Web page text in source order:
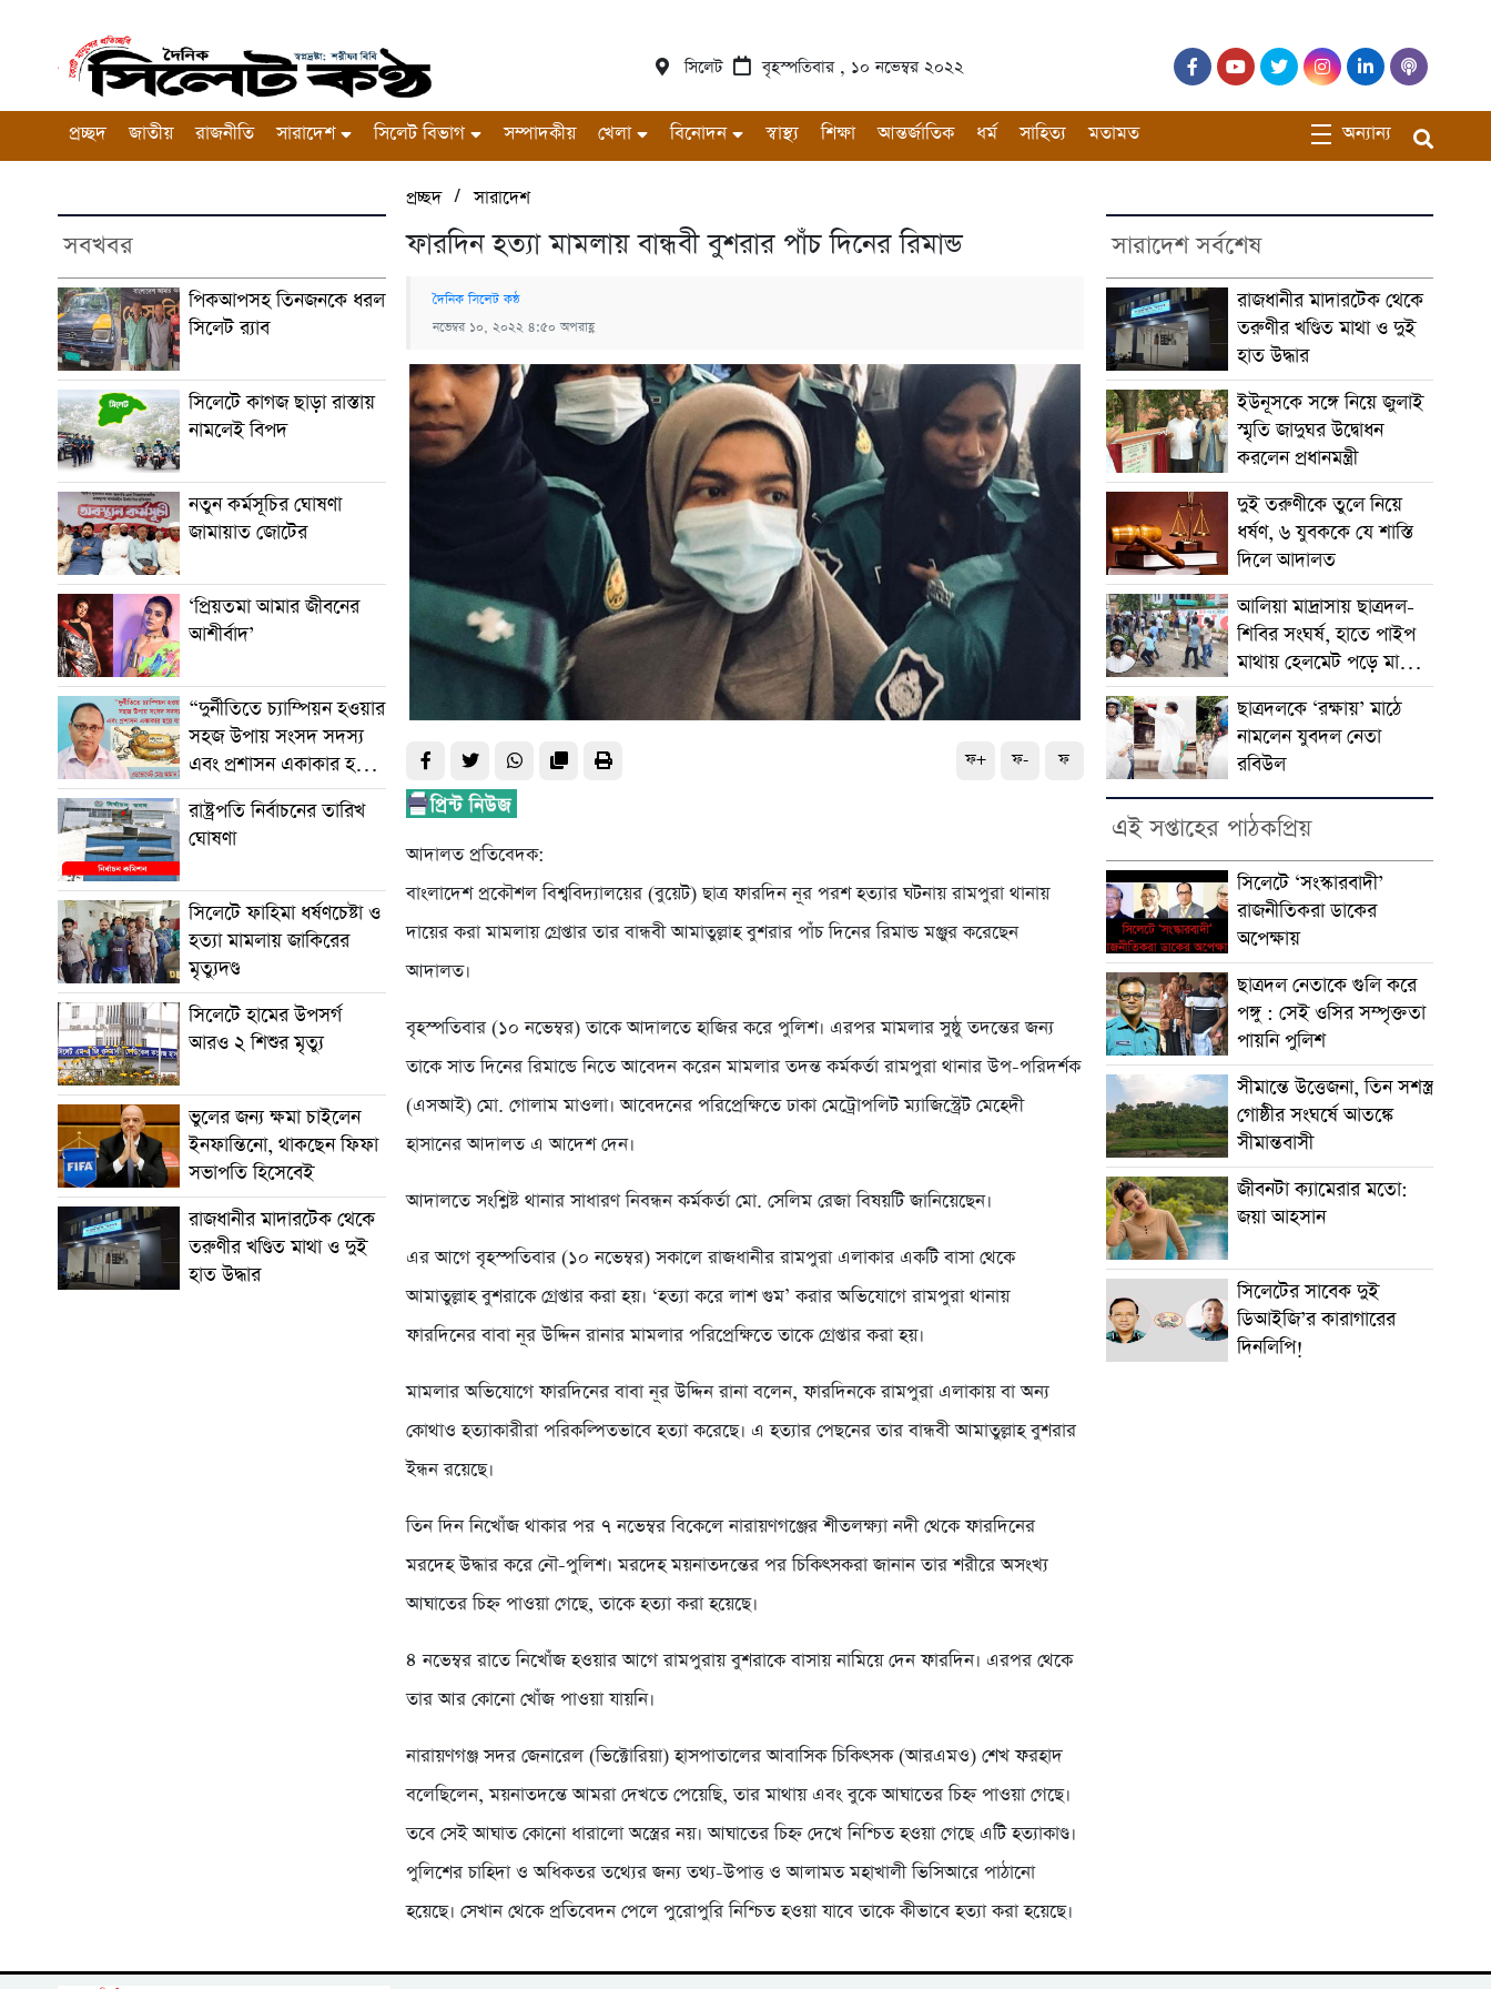
সিলেট বৃহস্পতিবার , ১০ নভেম্বর ২০২২
প্রচ্ছদ জাতীয় রাজনীতি সারাদেশ সিলেট বিভাগ সম্পাদকীয় খেলা বিনোদন স্বাস্থ্য শিক্ষা আন্তর্জাতিক ধর্ম সাহিত্য মতামত অন্যান্য
সবখবর
পিকআপসহ তিনজনকে ধরল
সিলেট র‌্যাব
সিলেটে কাগজ ছাড়া রাস্তায়
নামলেই বিপদ
নতুন কর্মসূচির ঘোষণা
জামায়াত জোটের
‘প্রিয়তমা আমার জীবনের
আশীর্বাদ’
“দুর্নীতিতে চ্যাম্পিয়ন হওয়ার
সহজ উপায় সংসদ সদস্য
এবং প্রশাসন একাকার হয়ে
যাওয়া”
রাষ্ট্রপতি নির্বাচনের তারিখ
ঘোষণা
সিলেটে ফাহিমা ধর্ষণচেষ্টা ও
হত্যা মামলায় জাকিরের
মৃত্যুদণ্ড
সিলেটে হামের উপসর্গ
আরও ২ শিশুর মৃত্যু
ভুলের জন্য ক্ষমা চাইলেন
ইনফান্তিনো, থাকছেন ফিফা
সভাপতি হিসেবেই
রাজধানীর মাদারটেক থেকে
তরুণীর খণ্ডিত মাথা ও দুই
হাত উদ্ধার
প্রচ্ছদ/সারাদেশ
ফারদিন হত্যা মামলায় বান্ধবী বুশরার পাঁচ দিনের রিমান্ড
দৈনিক সিলেট কন্ঠ
নভেম্বর ১০, ২০২২ ৪:৫০ অপরাহ্ণ
ফ+ ফ- ফ
আদালত প্রতিবেদক:
বাংলাদেশ প্রকৌশল বিশ্ববিদ্যালয়ের (বুয়েট) ছাত্র ফারদিন নূর পরশ হত্যার ঘটনায় রামপুরা থানায়
দায়ের করা মামলায় গ্রেপ্তার তার বান্ধবী আমাতুল্লাহ বুশরার পাঁচ দিনের রিমান্ড মঞ্জুর করেছেন
আদালত।
বৃহস্পতিবার (১০ নভেম্বর) তাকে আদালতে হাজির করে পুলিশ। এরপর মামলার সুষ্ঠু তদন্তের জন্য
তাকে সাত দিনের রিমান্ডে নিতে আবেদন করেন মামলার তদন্ত কর্মকর্তা রামপুরা থানার উপ-পরিদর্শক
(এসআই) মো. গোলাম মাওলা। আবেদনের পরিপ্রেক্ষিতে ঢাকা মেট্রোপলিট ম্যাজিস্ট্রেট মেহেদী
হাসানের আদালত এ আদেশ দেন।
আদালতে সংশ্লিষ্ট থানার সাধারণ নিবন্ধন কর্মকর্তা মো. সেলিম রেজা বিষয়টি জানিয়েছেন।
এর আগে বৃহস্পতিবার (১০ নভেম্বর) সকালে রাজধানীর রামপুরা এলাকার একটি বাসা থেকে
আমাতুল্লাহ বুশরাকে গ্রেপ্তার করা হয়। ‘হত্যা করে লাশ গুম’ করার অভিযোগে রামপুরা থানায়
ফারদিনের বাবা নূর উদ্দিন রানার মামলার পরিপ্রেক্ষিতে তাকে গ্রেপ্তার করা হয়।
মামলার অভিযোগে ফারদিনের বাবা নূর উদ্দিন রানা বলেন, ফারদিনকে রামপুরা এলাকায় বা অন্য
কোথাও হত্যাকারীরা পরিকল্পিতভাবে হত্যা করেছে। এ হত্যার পেছনের তার বান্ধবী আমাতুল্লাহ বুশরার
ইন্ধন রয়েছে।
তিন দিন নিখোঁজ থাকার পর ৭ নভেম্বর বিকেলে নারায়ণগঞ্জের শীতলক্ষ্যা নদী থেকে ফারদিনের
মরদেহ উদ্ধার করে নৌ-পুলিশ। মরদেহ ময়নাতদন্তের পর চিকিৎসকরা জানান তার শরীরে অসংখ্য
আঘাতের চিহ্ন পাওয়া গেছে, তাকে হত্যা করা হয়েছে।
৪ নভেম্বর রাতে নিখোঁজ হওয়ার আগে রামপুরায় বুশরাকে বাসায় নামিয়ে দেন ফারদিন। এরপর থেকে
তার আর কোনো খোঁজ পাওয়া যায়নি।
নারায়ণগঞ্জ সদর জেনারেল (ভিক্টোরিয়া) হাসপাতালের আবাসিক চিকিৎসক (আরএমও) শেখ ফরহাদ
বলেছিলেন, ময়নাতদন্তে আমরা দেখতে পেয়েছি, তার মাথায় এবং বুকে আঘাতের চিহ্ন পাওয়া গেছে।
তবে সেই আঘাত কোনো ধারালো অস্ত্রের নয়। আঘাতের চিহ্ন দেখে নিশ্চিত হওয়া গেছে এটি হত্যাকাণ্ড।
পুলিশের চাহিদা ও অধিকতর তথ্যের জন্য তথ্য-উপাত্ত ও আলামত মহাখালী ভিসিআরে পাঠানো
হয়েছে। সেখান থেকে প্রতিবেদন পেলে পুরোপুরি নিশ্চিত হওয়া যাবে তাকে কীভাবে হত্যা করা হয়েছে।
সারাদেশ সর্বশেষ
রাজধানীর মাদারটেক থেকে
তরুণীর খণ্ডিত মাথা ও দুই
হাত উদ্ধার
ইউনূসকে সঙ্গে নিয়ে জুলাই
স্মৃতি জাদুঘর উদ্বোধন
করলেন প্রধানমন্ত্রী
দুই তরুণীকে তুলে নিয়ে
ধর্ষণ, ৬ যুবককে যে শাস্তি
দিলে আদালত
আলিয়া মাদ্রাসায় ছাত্রদল-
শিবির সংঘর্ষ, হাতে পাইপ
মাথায় হেলমেট পড়ে মাঠে
যুবদল নেতা নয়ন
ছাত্রদলকে ‘রক্ষায়’ মাঠে
নামলেন যুবদল নেতা
রবিউল
এই সপ্তাহের পাঠকপ্রিয়
সিলেটে ‘সংস্কারবাদী’
রাজনীতিকরা ডাকের
অপেক্ষায়
ছাত্রদল নেতাকে গুলি করে
পঙ্গু : সেই ওসির সম্পৃক্ততা
পায়নি পুলিশ
সীমান্তে উত্তেজনা, তিন সশস্ত্র
গোষ্ঠীর সংঘর্ষে আতঙ্কে
সীমান্তবাসী
জীবনটা ক্যামেরার মতো:
জয়া আহসান
সিলেটের সাবেক দুই
ডিআইজি’র কারাগারের
দিনলিপি!